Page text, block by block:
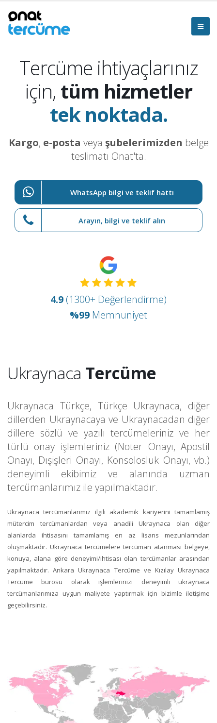
Tercüme ihtiyaçlarınız
için, tüm hizmetler
tek noktada.
Kargo, e-posta veya şubelerimizden belge
teslimatı Onat'ta.
WhatsApp bilgi ve teklif hattı
Arayın, bilgi ve teklif alın
4.9 (1300+ Değerlendirme)
%99 Memnuniyet
Ukraynaca Tercüme
Ukraynaca Türkçe, Türkçe Ukraynaca, diğer
dillerden Ukraynacaya ve Ukraynacadan diğer
dillere sözlü ve yazılı tercümeleriniz ve her
türlü onay işlemleriniz (Noter Onayı, Apostil
Onayı, Dışişleri Onayı, Konsolosluk Onayı, vb.)
deneyimli ekibimiz ve alanında uzman
tercümanlarımız ile yapılmaktadır.
Ukraynaca tercümanlarımız ilgili akademik kariyerini tamamlamış
mütercim tercümanlardan veya anadili Ukraynaca olan diğer
alanlarda ihtisasını tamamlamış en az lisans mezunlarından
oluşmaktadır. Ukraynaca tercümelere tercüman atanması belgeye,
konuya, alana göre deneyimi/ihtisası olan tercümanlar arasından
yapılmaktadır.Ankara Ukraynaca Tercüme ve Kızılay Ukraynaca
Tercüme bürosu olarak işlemlerinizi deneyimli ukraynaca
tercümanlarımıza uygun maliyete yaptırmak için bizimle iletişime
geçebilirsiniz.